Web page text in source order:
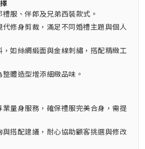
服、伴郎及兄弟西裝款式。
修身剪裁，滿足不同婚禮主題與個人
如絲綢緞面與金線刺繡，搭配精緻工
體造型增添細緻品味。
量身服務，確保禮服完美合身，需提
搭配建議，耐心協助顧客挑選與修改